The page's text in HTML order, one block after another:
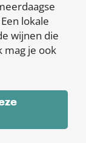
lokale
wijnen die
mag je ook